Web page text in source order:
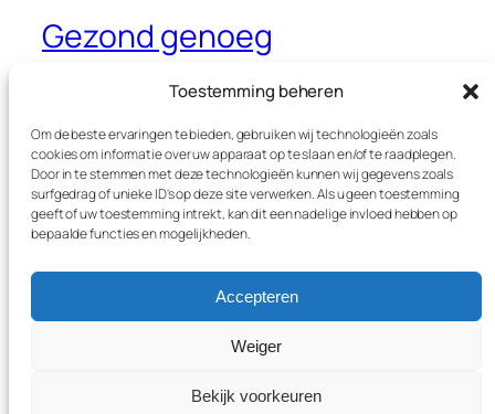
Toestemming beheren
Om de beste ervaringen te bieden, gebruiken wij technologieën zoals
cookies om informatie over uw apparaat op te slaan en/of te raadplegen.
Door in te stemmen met deze technologieën kunnen wij gegevens zoals
surfgedrag of unieke ID's op deze site verwerken. Als u geen toestemming
geeft of uw toestemming intrekt, kan dit een nadelige invloed hebben op
bepaalde functies en mogelijkheden.
Accepteren
Weiger
Bekijk voorkeuren
Gezond genoeg
Dé website waar je alles leest over
Blog
Over
Evenementen
Winkel